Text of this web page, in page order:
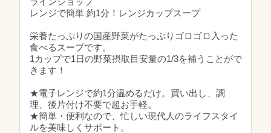
レンジで簡単 約1分！レンジカップスープ
栄養たっぷりの国産野菜がたっぷりゴロゴロ入った
食べるスープです。
1カップで1日の野菜摂取目安量の1/3を補うことがで
きます！
★電子レンジで約1分温めるだけ。買い出し、調
理、後片付け不要で超お手軽。
★簡単・便利なので、忙しい現代人のライフスタイ
ルを美味しくサポート。